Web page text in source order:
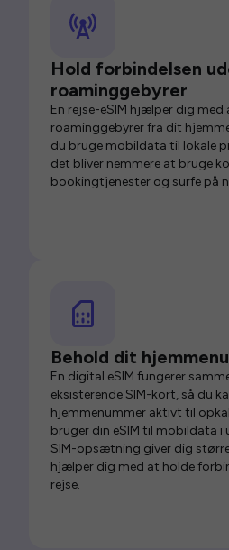
Hold forbindelsen
roaminggebyrer
En rejse-eSIM hjælper dig
roaminggebyrer fra dit
du bruge mobildata til lokale
det bliver nemmere at bruge
bookingtjenester og surfe på
Behold dit
En digital eSIM fungerer
eksisterende SIM-kort, så du
hjemmenummer aktivt til
bruger din eSIM til mobildata i
SIM-opsætning giver dig
hjælper dig med at holde
rejse.